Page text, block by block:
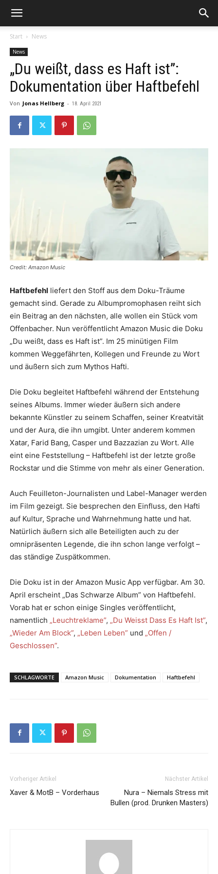
Start News
News
„Du weißt, dass es Haft ist”:
Dokumentation über Haftbefehl
Von Jonas Hellberg - 18. April 2021
Credit: Amazon Music
Haftbefehl liefert den Stoff aus dem Doku-Träume
gemacht sind. Gerade zu Albumpromophasen reiht sich
ein Beitrag an den nächsten, alle wollen ein Stück vom
Offenbacher. Nun veröffentlicht Amazon Music die Doku
„Du weißt, dass es Haft ist”. Im 25 minütigen Film
kommen Weggefährten, Kollegen und Freunde zu Wort
und äußern sich zum Mythos Hafti.
Die Doku begleitet Haftbefehl während der Entstehung
seines Albums. Immer wieder äußern sich andere
bekannte Künstler zu seinem Schaffen, seiner Kreatvität
und der Aura, die ihn umgibt. Unter anderem kommen
Xatar, Farid Bang, Casper und Bazzazian zu Wort. Alle
eint eine Feststellung – Haftbefehl ist der letzte große
Rockstar und die Stimme von mehr als einer Generation.
Auch Feuilleton-Journalisten und Label-Manager werden
im Film gezeigt. Sie besprechen den Einfluss, den Hafti
auf Kultur, Sprache und Wahrnehmung hatte und hat.
Natürlich äußern sich alle Beteiligten auch zu der
omnipräsenten Legende, die ihn schon lange verfolgt –
das ständige Zuspätkommen.
Die Doku ist in der Amazon Music App verfügbar. Am 30.
April erscheint „Das Schwarze Album” von Haftbefehl.
Vorab hat er schon einige Singles veröffentlicht,
namentlich „Leuchtreklame”, „Du Weisst Dass Es Haft Ist”,
„Wieder Am Block”, „Leben Leben” und „Offen /
Geschlossen”.
SCHLAGWORTE Amazon Music Dokumentation Haftbefehl
Vorheriger Artikel
Xaver & MotB – Vorderhaus
Nächster Artikel
Nura – Niemals Stress mit
Bullen (prod. Drunken Masters)